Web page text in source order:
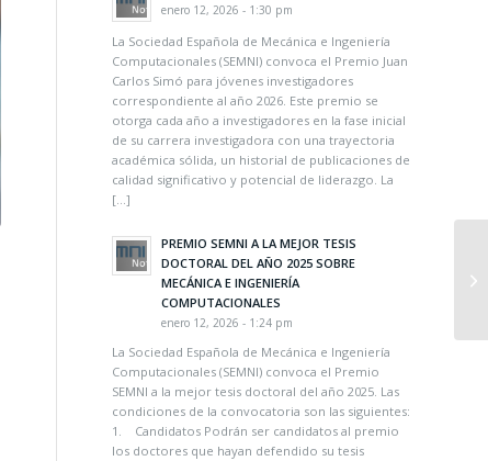
enero 12, 2026 - 1:30 pm
La Sociedad Española de Mecánica e Ingeniería
Computacionales (SEMNI) convoca el Premio Juan
Carlos Simó para jóvenes investigadores
correspondiente al año 2026. Este premio se
otorga cada año a investigadores en la fase inicial
de su carrera investigadora con una trayectoria
académica sólida, un historial de publicaciones de
calidad significativo y potencial de liderazgo. La
[…]
PREMIO SEMNI A LA MEJOR TESIS
DOCTORAL DEL AÑO 2025 SOBRE
MECÁNICA E INGENIERÍA
COMPUTACIONALES
enero 12, 2026 - 1:24 pm
La Sociedad Española de Mecánica e Ingeniería
Computacionales (SEMNI) convoca el Premio
SEMNI a la mejor tesis doctoral del año 2025. Las
condiciones de la convocatoria son las siguientes:
1. Candidatos Podrán ser candidatos al premio
los doctores que hayan defendido su tesis